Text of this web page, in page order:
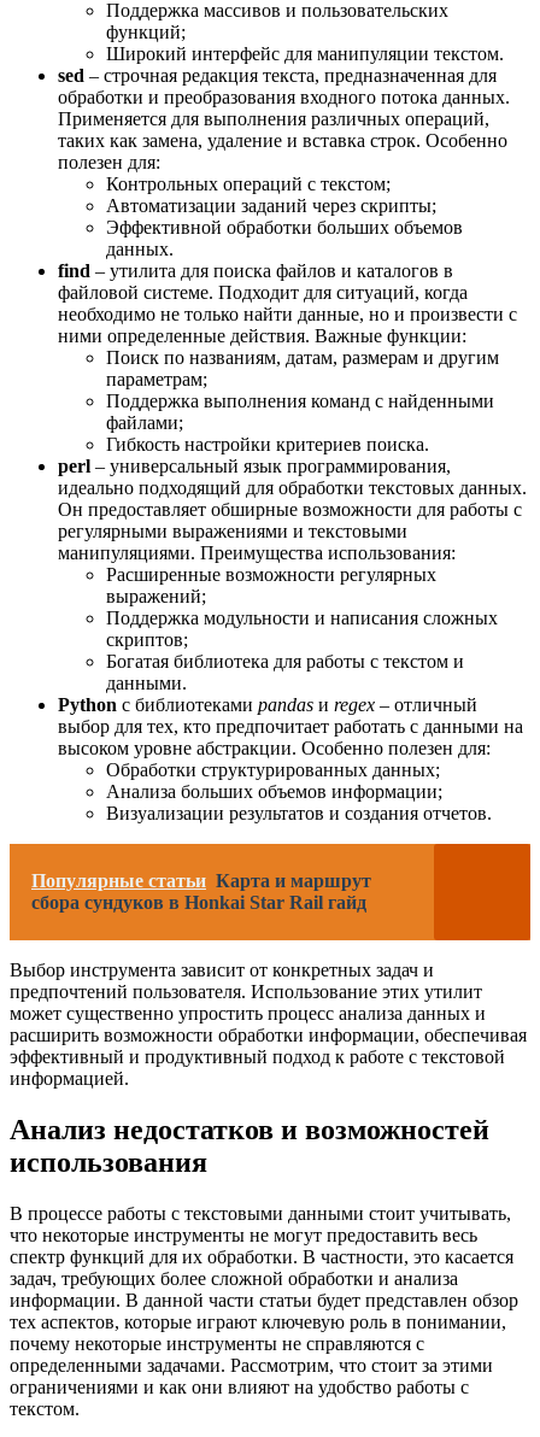
Поддержка массивов и пользовательских
функций;
Широкий интерфейс для манипуляции текстом.
sed – строчная редакция текста, предназначенная для
обработки и преобразования входного потока данных.
Применяется для выполнения различных операций,
таких как замена, удаление и вставка строк. Особенно
полезен для:
Контрольных операций с текстом;
Автоматизации заданий через скрипты;
Эффективной обработки больших объемов
данных.
find – утилита для поиска файлов и каталогов в
файловой системе. Подходит для ситуаций, когда
необходимо не только найти данные, но и произвести с
ними определенные действия. Важные функции:
Поиск по названиям, датам, размерам и другим
параметрам;
Поддержка выполнения команд с найденными
файлами;
Гибкость настройки критериев поиска.
perl – универсальный язык программирования,
идеально подходящий для обработки текстовых данных.
Он предоставляет обширные возможности для работы с
регулярными выражениями и текстовыми
манипуляциями. Преимущества использования:
Расширенные возможности регулярных
выражений;
Поддержка модульности и написания сложных
скриптов;
Богатая библиотека для работы с текстом и
данными.
Python с библиотеками pandas и regex – отличный
выбор для тех, кто предпочитает работать с данными на
высоком уровне абстракции. Особенно полезен для:
Обработки структурированных данных;
Анализа больших объемов информации;
Визуализации результатов и создания отчетов.
Популярные статьи Карта и маршрут
сбора сундуков в Honkai Star Rail гайд
Выбор инструмента зависит от конкретных задач и
предпочтений пользователя. Использование этих утилит
может существенно упростить процесс анализа данных и
расширить возможности обработки информации, обеспечивая
эффективный и продуктивный подход к работе с текстовой
информацией.
Анализ недостатков и возможностей
использования
В процессе работы с текстовыми данными стоит учитывать,
что некоторые инструменты не могут предоставить весь
спектр функций для их обработки. В частности, это касается
задач, требующих более сложной обработки и анализа
информации. В данной части статьи будет представлен обзор
тех аспектов, которые играют ключевую роль в понимании,
почему некоторые инструменты не справляются с
определенными задачами. Рассмотрим, что стоит за этими
ограничениями и как они влияют на удобство работы с
текстом.